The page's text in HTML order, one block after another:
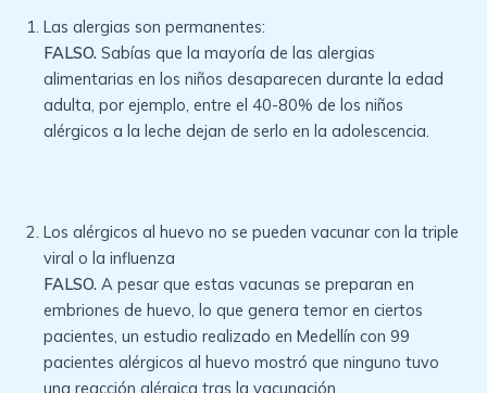
Las alergias son permanentes:
FALSO. Sabías que la mayoría de las alergias
alimentarias en los niños desaparecen durante la edad
adulta, por ejemplo, entre el 40-80% de los niños
alérgicos a la leche dejan de serlo en la adolescencia.
Los alérgicos al huevo no se pueden vacunar con la triple
viral o la influenza
FALSO. A pesar que estas vacunas se preparan en
embriones de huevo, lo que genera temor en ciertos
pacientes, un estudio realizado en Medellín con 99
pacientes alérgicos al huevo mostró que ninguno tuvo
una reacción alérgica tras la vacunación.